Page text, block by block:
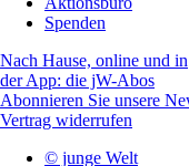
Spenden
Nach Hause, online und in
der App: die jW-Abos
Abonnieren Sie unsere
Vertrag widerrufen
© junge Welt